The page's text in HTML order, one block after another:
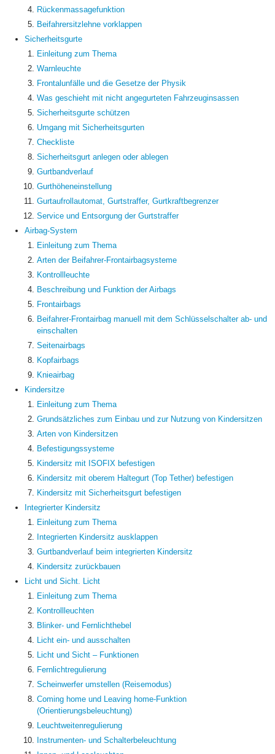
Rückenmassagefunktion
Beifahrersitzlehne vorklappen
Sicherheitsgurte
Einleitung zum Thema
Warnleuchte
Frontalunfälle und die Gesetze der Physik
Was geschieht mit nicht angegurteten Fahrzeuginsassen
Sicherheitsgurte schützen
Umgang mit Sicherheitsgurten
Checkliste
Sicherheitsgurt anlegen oder ablegen
Gurtbandverlauf
Gurthöheneinstellung
Gurtaufrollautomat, Gurtstraffer, Gurtkraftbegrenzer
Service und Entsorgung der Gurtstraffer
Airbag-System
Einleitung zum Thema
Arten der Beifahrer-Frontairbagsysteme
Kontrollleuchte
Beschreibung und Funktion der Airbags
Frontairbags
Beifahrer-Frontairbag manuell mit dem Schlüsselschalter ab- und
einschalten
Seitenairbags
Kopfairbags
Knieairbag
Kindersitze
Einleitung zum Thema
Grundsätzliches zum Einbau und zur Nutzung von Kindersitzen
Arten von Kindersitzen
Befestigungssysteme
Kindersitz mit ISOFIX befestigen
Kindersitz mit oberem Haltegurt (Top Tether) befestigen
Kindersitz mit Sicherheitsgurt befestigen
Integrierter Kindersitz
Einleitung zum Thema
Integrierten Kindersitz ausklappen
Gurtbandverlauf beim integrierten Kindersitz
Kindersitz zurückbauen
Licht und Sicht. Licht
Einleitung zum Thema
Kontrollleuchten
Blinker- und Fernlichthebel
Licht ein- und ausschalten
Licht und Sicht – Funktionen
Fernlichtregulierung
Scheinwerfer umstellen (Reisemodus)
Coming home und Leaving home-Funktion
(Orientierungsbeleuchtung)
Leuchtweitenregulierung
Instrumenten- und Schalterbeleuchtung